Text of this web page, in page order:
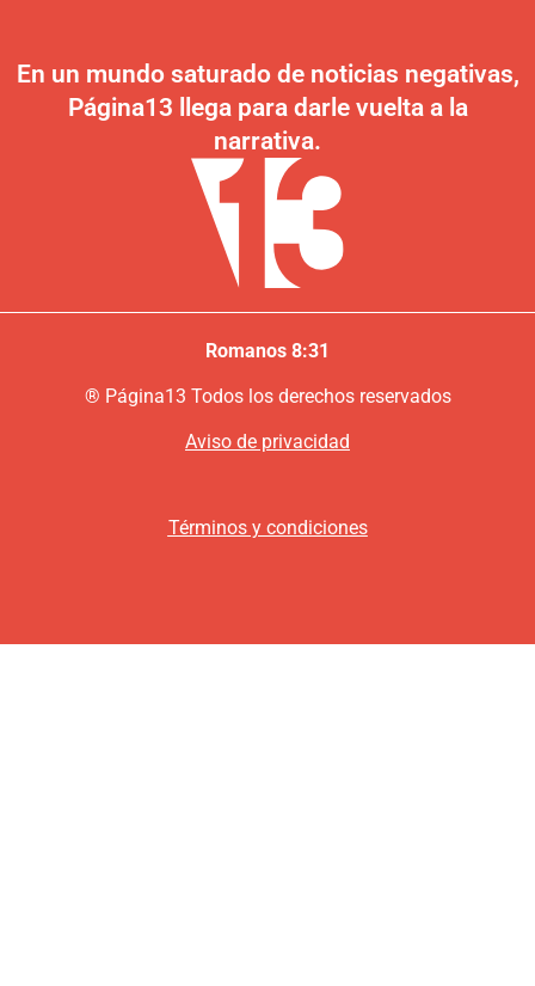
En un mundo saturado de noticias negativas,
Página13 llega para darle vuelta a la
narrativa.
Romanos 8:31
® Página13 Todos los derechos reservados
Aviso de privacidad
Términos y condiciones